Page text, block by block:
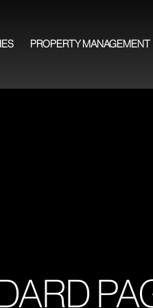
PROPERTY MANAGEMENT